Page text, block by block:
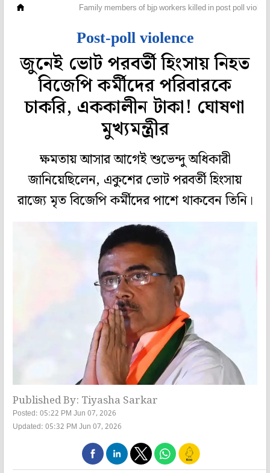
Family members of bjp workers killed in post poll
Post-poll violence
জুনেই ভোট পরবর্তী হিংসায় নিহত
বিজেপি কর্মীদের পরিবারকে
চাকরি, এককালীন টাকা! ঘোষণা
মুখ্যমন্ত্রীর
ক্ষমতায় আসার আগেই শুভেন্দু অধিকারী
জানিয়েছিলেন, একুশের ভোট পরবর্তী হিংসায়
রাজ্যে মৃত বিজেপি কর্মীদের পাশে থাকবেন তিনি।
Published By: Tiyasha Sarkar
Posted: 05:22 PM Jun 07, 2026
Updated: 05:32 PM Jun 07, 2026